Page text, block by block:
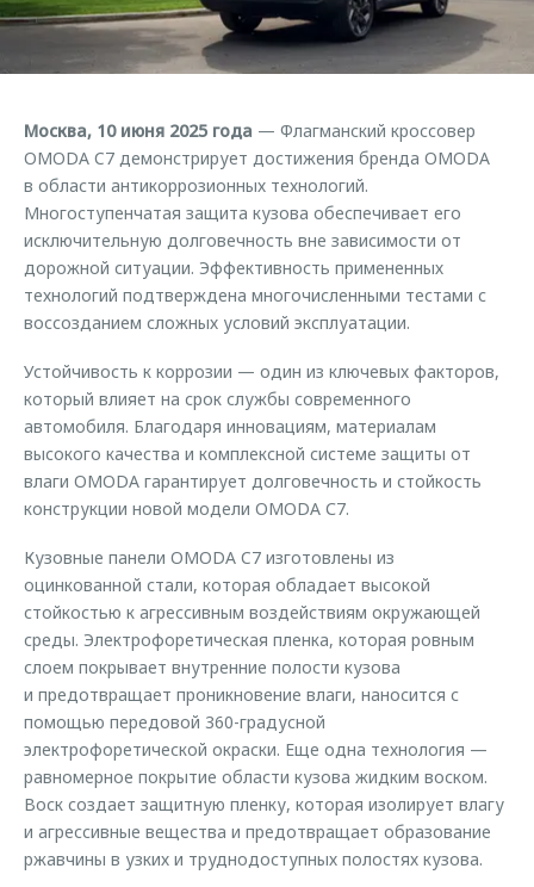
Страхование
Кредитный калькулятор
Одежда и сувениры
Оригинальные аксессуары
Запчасти
Трейд-ин
Калькулятор трейд-ин
Клиентская поддержка
O&J Автоклуб
Приложение O&J
Аксессуары
Одежда и сувениры
Оригинальные аксессуары
Обратная связь
Москва, 10 июня 2025 года — Флагманский кроссовер
OMODA C7 демонстрирует достижения бренда OMODA
в области антикоррозионных технологий.
Многоступенчатая защита кузова обеспечивает его
исключительную долговечность вне зависимости от
дорожной ситуации. Эффективность примененных
технологий подтверждена многочисленными тестами с
воссозданием сложных условий эксплуатации.
Устойчивость к коррозии — один из ключевых факторов,
который влияет на срок службы современного
автомобиля. Благодаря инновациям, материалам
высокого качества и комплексной системе защиты от
влаги OMODA гарантирует долговечность и стойкость
конструкции новой модели OMODA С7.
Кузовные панели OMODA C7 изготовлены из
оцинкованной стали, которая обладает высокой
стойкостью к агрессивным воздействиям окружающей
среды. Электрофоретическая пленка, которая ровным
слоем покрывает внутренние полости кузова
и предотвращает проникновение влаги, наносится с
помощью передовой 360-градусной
электрофоретической окраски. Еще одна технология —
равномерное покрытие области кузова жидким воском.
Воск создает защитную пленку, которая изолирует влагу
и агрессивные вещества и предотвращает образование
ржавчины в узких и труднодоступных полостях кузова.